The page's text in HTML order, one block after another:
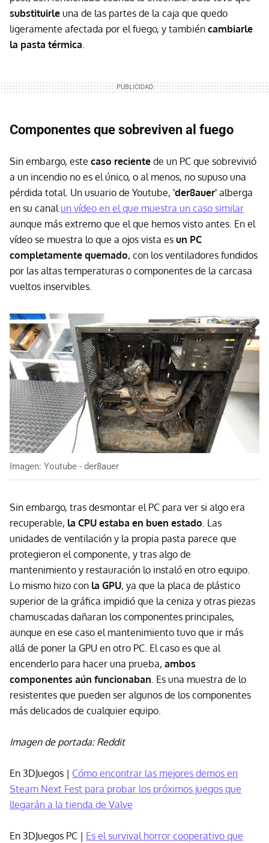
substituirle una de las partes de la caja que quedo
ligeramente afectada por el fuego, y también cambiarle
la pasta térmica.
Componentes que sobreviven al fuego
Sin embargo, este caso reciente de un PC que sobrevivió
a un incendio no es el único, o al menos, no supuso una
pérdida total. Un usuario de Youtube, 'der8auer' alberga
en su canalun vídeo en el que muestra un caso similar
aunque más extremo que el que hemos visto antes. En el
vídeo se muestra lo que a ojos vista es un PC
completamente quemado, con los ventiladores fundidos
por las altas temperaturas o componentes de la carcasa
vueltos inservibles.
Imagen: Youtube - der8auer
Sin embargo, tras desmontar el PC para ver si algo era
recuperable, la CPU estaba en buen estado. Las
unidades de ventilación y la propia pasta parece que
protegieron el componente, y tras algo de
mantenimiento y restauración lo instaló en otro equipo.
Lo mismo hizo con la GPU, ya que la placa de plástico
superior de la gráfica impidió que la ceniza y otras piezas
chamuscadas dañaran los componentes principales,
aunque en ese caso el mantenimiento tuvo que ir más
allá de poner la GPU en otro PC. El caso es que al
encenderlo para hacer una prueba, ambos
componentes aún funcionaban. Es una muestra de lo
resistentes que pueden ser algunos de los componentes
más delicados de cualquier equipo.
Imagen de portada: Reddit
En 3DJuegos | Cómo encontrar las mejores demos en
Steam Next Fest para probar los próximos juegos que
llegarán a la tienda de Valve
En 3DJuegos PC | Es el survival horror cooperativo que